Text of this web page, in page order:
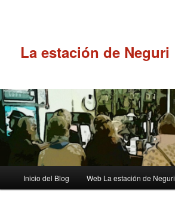
La estación de Neguri
principal
Inicio del Blog Web La estación de Neguri